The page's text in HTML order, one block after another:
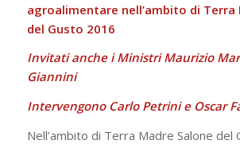
agroalimentare nell’ambito di Terra
del Gusto 2016
Invitati anche i Ministri Maurizio
Giannini
Intervengono Carlo Petrini e Oscar
Nell’ambito di Terra Madre Salone del